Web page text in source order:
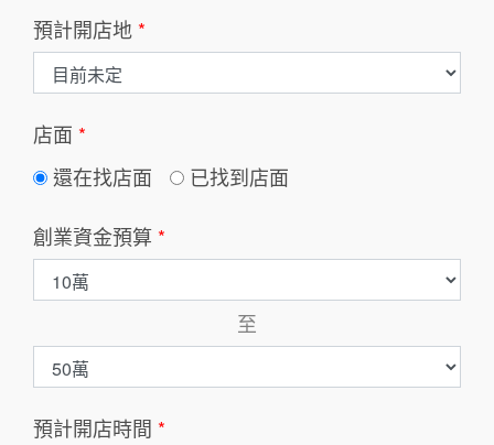
預計開店地 *
店面 *
還在找店面
已找到店面
創業資金預算 *
至
預計開店時間 *